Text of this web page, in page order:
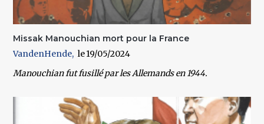
Missak Manouchian mort pour la France
VandenHende
19/05/2024
Manouchian fut fusillé par les Allemands en 1944.